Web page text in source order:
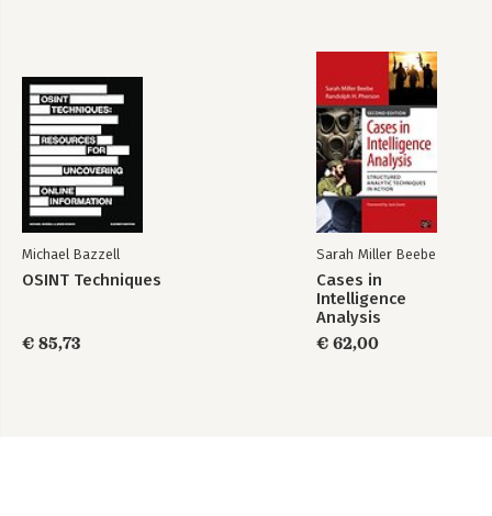
Michael Bazzell
OSINT Techniques
€ 85,73
Sarah Miller Beebe
Cases in
Intelligence
Analysis
€ 62,00